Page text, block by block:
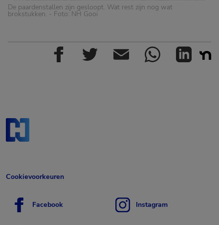
De paardenstallen zijn gesloopt. Wat rest zijn nog wat
brokstukken. - Foto: NH Gooi
Cookievoorkeuren
Facebook Instagram